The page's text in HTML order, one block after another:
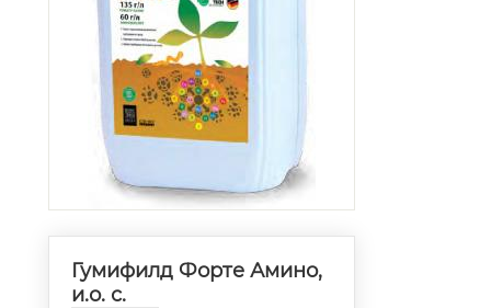
Гумифилд Форте Амино,
и.о. с.